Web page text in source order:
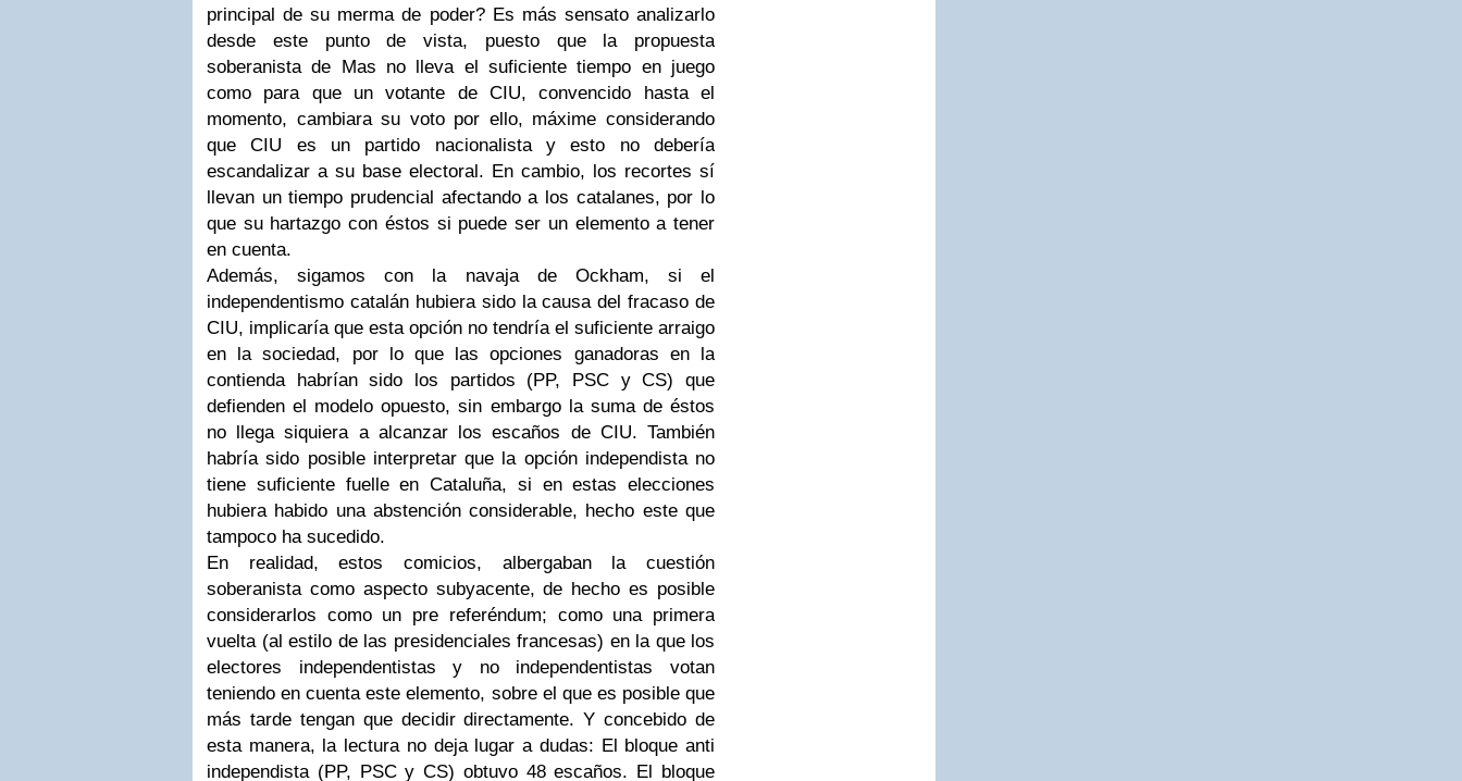
principal de su merma de poder? Es más sensato analizarlo
desde este punto de vista, puesto que la propuesta
soberanista de Mas no lleva el suficiente tiempo en juego
como para que un votante de CIU, convencido hasta el
momento, cambiara su voto por ello, máxime considerando
que CIU es un partido nacionalista y esto no debería
escandalizar a su base electoral. En cambio, los recortes sí
llevan un tiempo prudencial afectando a los catalanes, por lo
que su hartazgo con éstos si puede ser un elemento a tener
en cuenta.
Además, sigamos con la navaja de Ockham, si el
independentismo catalán hubiera sido la causa del fracaso de
CIU, implicaría que esta opción no tendría el suficiente arraigo
en la sociedad, por lo que las opciones ganadoras en la
contienda habrían sido los partidos (PP, PSC y CS) que
defienden el modelo opuesto, sin embargo la suma de éstos
no llega siquiera a alcanzar los escaños de CIU. También
habría sido posible interpretar que la opción independista no
tiene suficiente fuelle en Cataluña, si en estas elecciones
hubiera habido una abstención considerable, hecho este que
tampoco ha sucedido.
En realidad, estos comicios, albergaban la cuestión
soberanista como aspecto subyacente, de hecho es posible
considerarlos como un pre referéndum; como una primera
vuelta (al estilo de las presidenciales francesas) en la que los
electores independentistas y no independentistas votan
teniendo en cuenta este elemento, sobre el que es posible que
más tarde tengan que decidir directamente. Y concebido de
esta manera, la lectura no deja lugar a dudas: El bloque anti
independista (PP, PSC y CS) obtuvo 48 escaños. El bloque